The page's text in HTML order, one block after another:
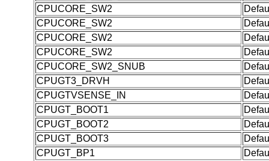
CPUCORE_SW2
CPUCORE_SW2
CPUCORE_SW2
CPUCORE_SW2
CPUCORE_SW2_SNUB
CPUGT3_DRVH
CPUGTVSENSE_IN
CPUGT_BOOT1
CPUGT_BOOT2
CPUGT_BOOT3
CPUGT_BP1